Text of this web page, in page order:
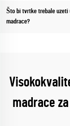
Što bi tvrtke trebale uzeti
madrace?
madrace